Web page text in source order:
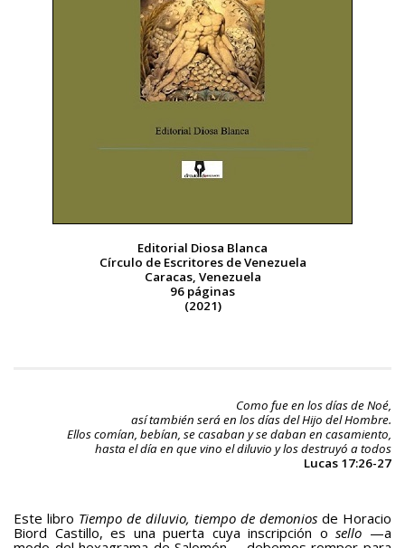
BAQUIANA – Año XXVII / Nº 137 – 138 / Enero – Junio 2026
BAQUIANA – Año XXVII / Nº 137 – 138 / Enero – Junio 2026
BAQUIANA – Año XXVII / Nº 137 – 138 / Enero – Junio 2026
BAQUIANA – Año XXVII / Nº 137 – 138 / Enero – Junio 2026
BAQUIANA – Año XXVII / Nº 137 – 138 / Enero – Junio 2026
(Opinión I)
BAQUIANA – Año XXVII / Nº 137 – 138 / Enero – Junio 2026
(TEATRO)
Editorial Diosa Blanca
Círculo de Escritores de Venezuela
Caracas, Venezuela
96 páginas
(2021)
Como fue en los días de Noé,
así también será en los días del Hijo del Hombre.
Ellos comían, bebían, se casaban y se daban en casamiento,
hasta el día en que vino el diluvio y los destruyó a todos
Lucas 17:26-27
Este libro Tiempo de diluvio, tiempo de demonios de Horacio
Biord Castillo, es una puerta cuya inscripción osello —a